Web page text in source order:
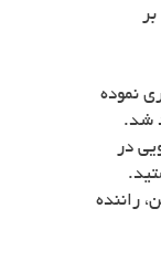
نموده
شد.
در
راننده